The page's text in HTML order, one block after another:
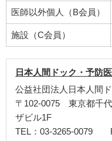
医師以外個人（B会員）
施設（C会員）
日本人間ドック・予防
公益社団法人日本人間
〒102-0075 東京都千
ザビル1F
TEL：03-3265-0079